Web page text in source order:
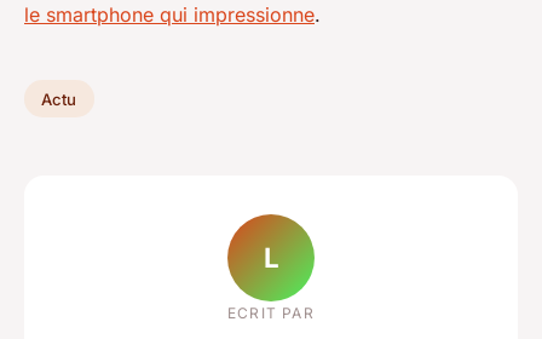
le smartphone qui impressionne.
Actu
L
ECRIT PAR